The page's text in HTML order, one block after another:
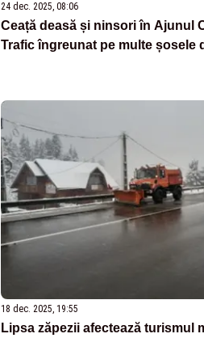
24 dec. 2025, 08:06
Ceață deasă și ninsori în Ajunul
Trafic îngreunat pe multe șosele
18 dec. 2025, 19:55
Lipsa zăpezii afectează turismul